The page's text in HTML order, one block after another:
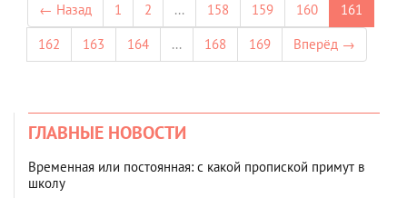
← Назад 1 2 ... 158 159 160
161
162
163 164 ... 168 169 Вперёд →
ГЛАВНЫЕ НОВОСТИ
Временная или постоянная: с какой пропиской примут в
школу